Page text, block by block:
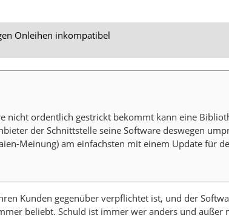
Onleihen inkompatibel
nicht ordentlich gestrickt bekommt kann eine
der Schnittstelle seine Software deswegen
Meinung) am einfachsten mit einem Update für
Kunden gegenüber verpflichtet ist, und der
beliebt. Schuld ist immer wer anders und außer